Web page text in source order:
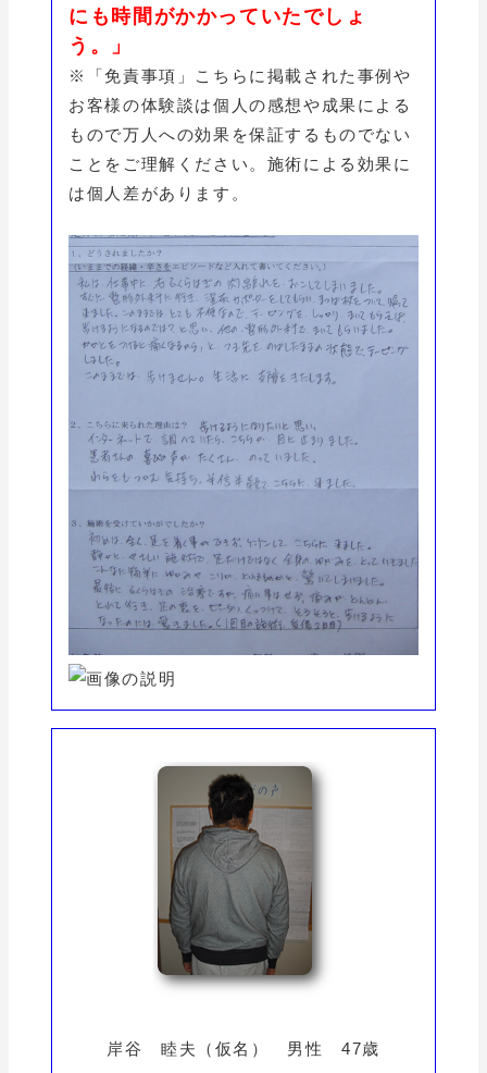
にも時間がかかっていたでしょ
う。」
※「免責事項」こちらに掲載された事例や
お客様の体験談は個人の感想や成果による
もので万人への効果を保証するものでない
ことをご理解ください。施術による効果に
は個人差があります。
岸谷 睦夫（仮名） 男性 47歳